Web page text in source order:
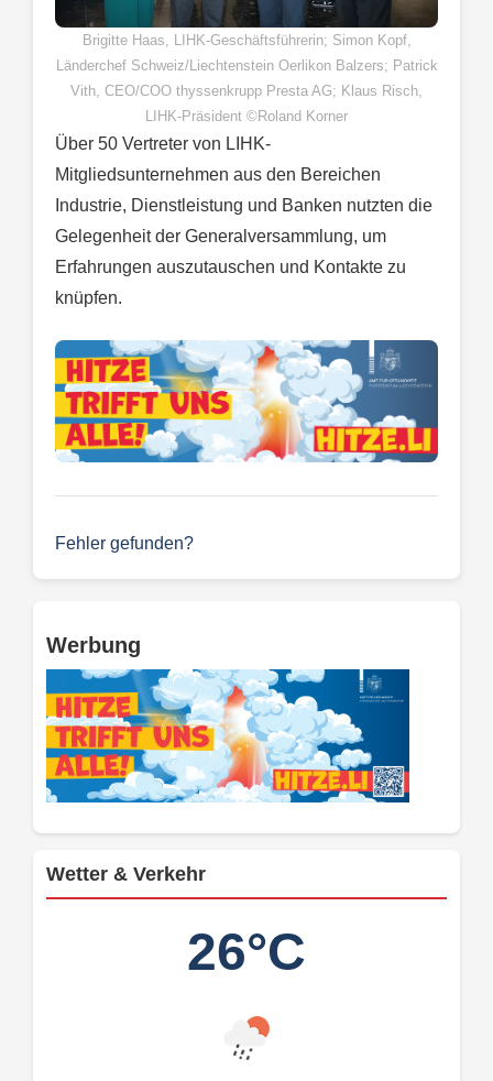
Brigitte Haas, LIHK-Geschäftsführerin; Simon Kopf,
Länderchef Schweiz/Liechtenstein Oerlikon Balzers; Patrick
Vith, CEO/COO thyssenkrupp Presta AG; Klaus Risch,
LIHK-Präsident ©Roland Korner
Über 50 Vertreter von LIHK-
Mitgliedsunternehmen aus den Bereichen
Industrie, Dienstleistung und Banken nutzten die
Gelegenheit der Generalversammlung, um
Erfahrungen auszutauschen und Kontakte zu
knüpfen.
Fehler gefunden?
Werbung
Wetter & Verkehr
26°C